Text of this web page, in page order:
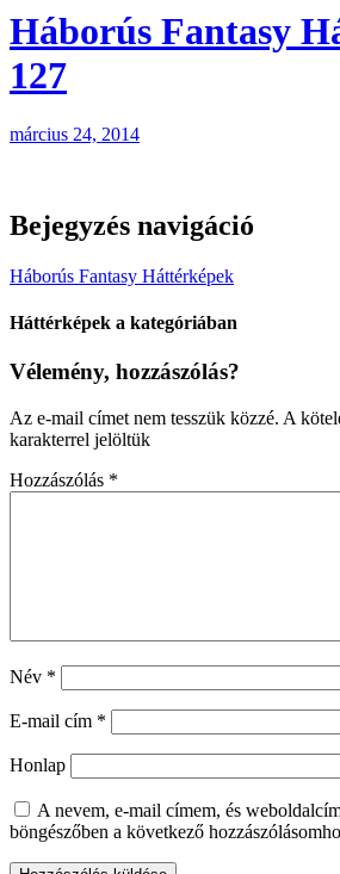
Háborús Fantasy
127
március 24, 2014
Bejegyzés navigáció
Háborús Fantasy Háttérképek
Háttérképek a kategóriában
Vélemény, hozzászólás?
Az e-mail címet nem tesszük közzé. A
karakterrel jelöltük
Hozzászólás *
Név *
E-mail cím *
Honlap
A nevem, e-mail címem, és
böngészőben a következő